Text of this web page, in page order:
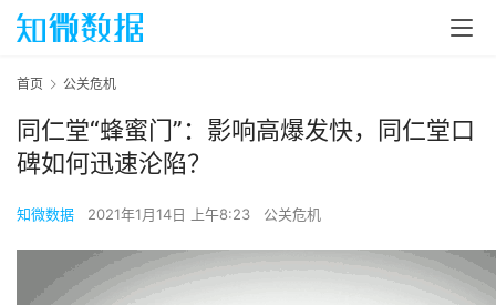
首页 公关危机
同仁堂“蜂蜜门”：影响高爆发快，同仁堂口
碑如何迅速沦陷？
知微数据 2021年1月14日 上午8:23 公关危机